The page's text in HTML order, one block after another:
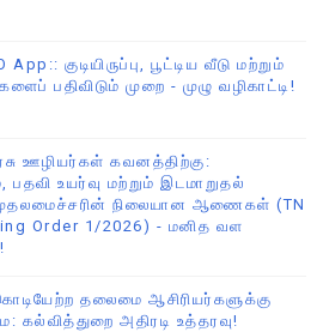
குடியிருப்பு, பூட்டிய வீடு மற்றும்
பதிவிடும் முறை - முழு வழிகாட்டி!
ஊழியர்கள் கவனத்திற்கு:
பதவி உயர்வு மற்றும் இடமாறுதல்
நிலையான ஆணைகள் (TN
Order 1/2026) - மனித வள
தலைமை ஆசிரியர்களுக்கு
கல்வித்துறை அதிரடி உத்தரவு!